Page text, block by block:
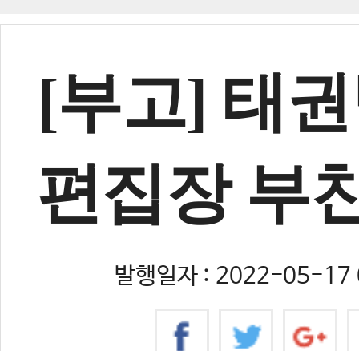
[부고] 태
편집장 부
발행일자 : 2022-05-